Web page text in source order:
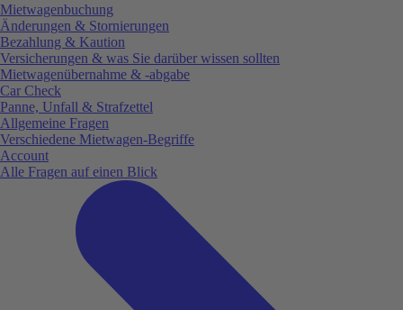
Mietwagenbuchung
Änderungen & Stornierungen
Bezahlung & Kaution
Versicherungen & was Sie darüber wissen sollten
Mietwagenübernahme & -abgabe
Car Check
Panne, Unfall & Strafzettel
Allgemeine Fragen
Verschiedene Mietwagen-Begriffe
Account
Alle Fragen auf einen Blick